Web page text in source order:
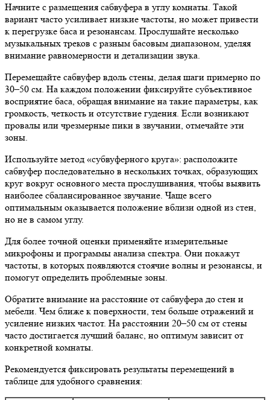
Начните с размещения сабвуфера в углу комнаты. Такой
вариант часто усиливает низкие частоты, но может привести
к перегрузке баса и резонансам. Прослушайте несколько
музыкальных треков с разным басовым диапазоном, уделяя
внимание равномерности и детализации звука.
Перемещайте сабвуфер вдоль стены, делая шаги примерно по
30–50 см. На каждом положении фиксируйте субъективное
восприятие баса, обращая внимание на такие параметры, как
громкость, четкость и отсутствие гудения. Если возникают
провалы или чрезмерные пики в звучании, отмечайте эти
зоны.
Используйте метод «субвуферного круга»: расположите
сабвуфер последовательно в нескольких точках, образующих
круг вокруг основного места прослушивания, чтобы выявить
наиболее сбалансированное звучание. Чаще всего
оптимальным оказывается положение вблизи одной из стен,
но не в самом углу.
Для более точной оценки применяйте измерительные
микрофоны и программы анализа спектра. Они покажут
частоты, в которых появляются стоячие волны и резонансы, и
помогут определить проблемные зоны.
Обратите внимание на расстояние от сабвуфера до стен и
мебели. Чем ближе к поверхности, тем больше отражений и
усиление низких частот. На расстоянии 20–50 см от стены
часто достигается лучший баланс, но оптимум зависит от
конкретной комнаты.
Рекомендуется фиксировать результаты перемещений в
таблице для удобного сравнения: